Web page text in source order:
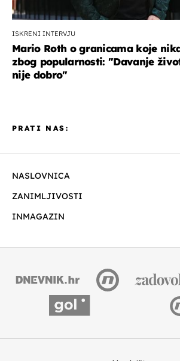
ISKRENI INTERVJU
Mario Roth o granicama koje
zbog popularnosti: "Davanje
nije dobro"
NASLOVNICA
ZANIMLJIVOSTI
INMAGAZIN
PRATI NAS: